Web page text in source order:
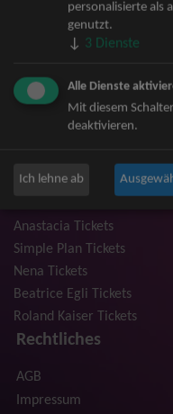
Mark Forster Tickets
The Prodigy Tickets
Niedeckens BAP Tickets
Judas Priest Tickets
Trailerpark & Friends
Anastacia Tickets
Simple Plan Tickets
Nena Tickets
Beatrice Egli Tickets
Roland Kaiser Tickets
Rechtliches
AGB
Impressum
personalisierte als
genutzt.
↓ 3 Dienste
Alle Dienste
Mit diesem
deaktivieren.
Ich lehne ab